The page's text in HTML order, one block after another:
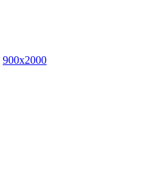
900х2000